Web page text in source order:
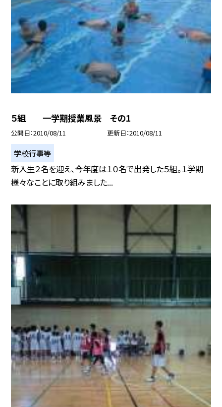
５組 一学期授業風景 その1
公開日 2010/08/11 更新日 2010/08/11
学校行事等
新入生２名を迎え、今年度は１０名で出発した５組。１学期
様々なことに取り組みました...